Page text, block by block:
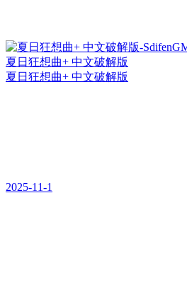
夏日狂想曲+ 中文破解版
夏日狂想曲+ 中文破解版
2025-11-1